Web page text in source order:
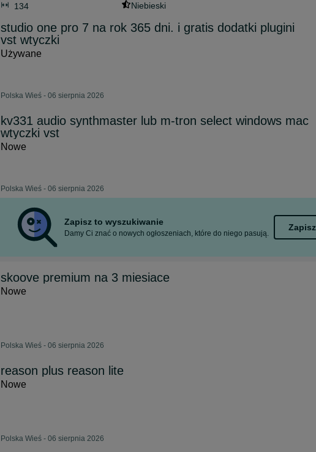
134 Niebieski
studio one pro 7 na rok 365 dni. i gratis dodatki plugini
vst wtyczki
Używane
Polska Wieś - 06 sierpnia 2026
kv331 audio synthmaster lub m-tron select windows mac
wtyczki vst
Nowe
Polska Wieś - 06 sierpnia 2026
Zapisz to wyszukiwanie
Damy Ci znać o nowych ogłoszeniach, które do niego pasują.
Zapisz
skoove premium na 3 miesiace
Nowe
Polska Wieś - 06 sierpnia 2026
reason plus reason lite
Nowe
Polska Wieś - 06 sierpnia 2026